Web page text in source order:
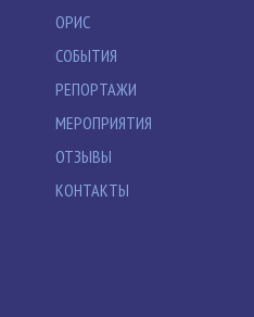
ОРИС
СОБЫТИЯ
РЕПОРТАЖИ
МЕРОПРИЯТИЯ
ОТЗЫВЫ
КОНТАКТЫ